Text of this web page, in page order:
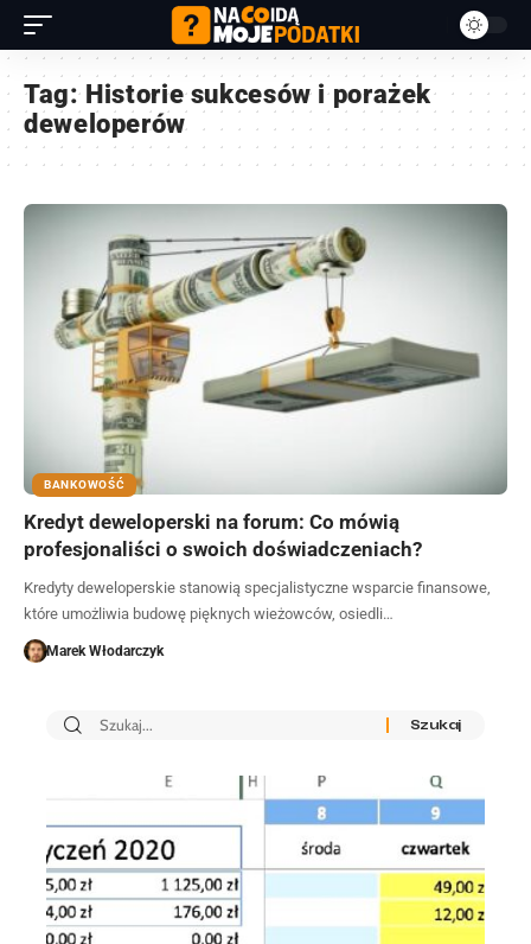
Tag: Historie sukcesów i porażek
deweloperów
BANKOWOŚĆ
Kredyt deweloperski na forum: Co mówią
profesjonaliści o swoich doświadczeniach?
Kredyty deweloperskie stanowią specjalistyczne wsparcie finansowe,
które umożliwia budowę pięknych wieżowców, osiedli…
Marek Włodarczyk